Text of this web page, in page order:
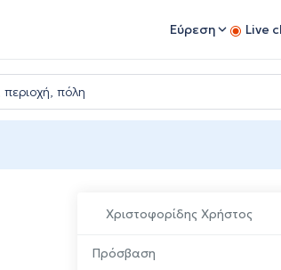
Εύρεση Live
Χριστοφορίδης Χρήστος
Πρόσβαση